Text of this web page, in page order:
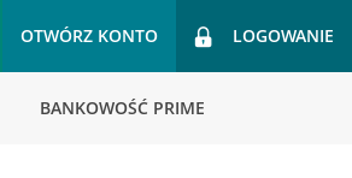
OTWÓRZ KONTO LOGOWANIE
BANKOWOŚĆ PRIME